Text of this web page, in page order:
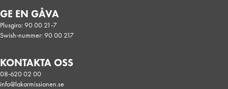
GE EN GÅVA
Plusgiro: 90 00 21-7
Swish-nummer: 90 00 217
KONTAKTA OSS
08-620 02 00
info@lakarmissionen.se